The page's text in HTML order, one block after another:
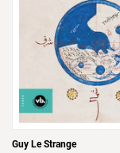
Guy Le Strange